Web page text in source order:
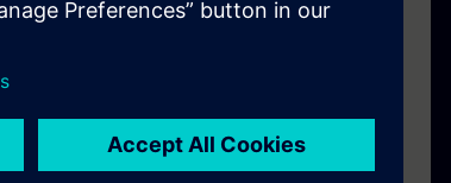
STEP 7 equivalentes a curso TIA S7-1500 - Nivel 1